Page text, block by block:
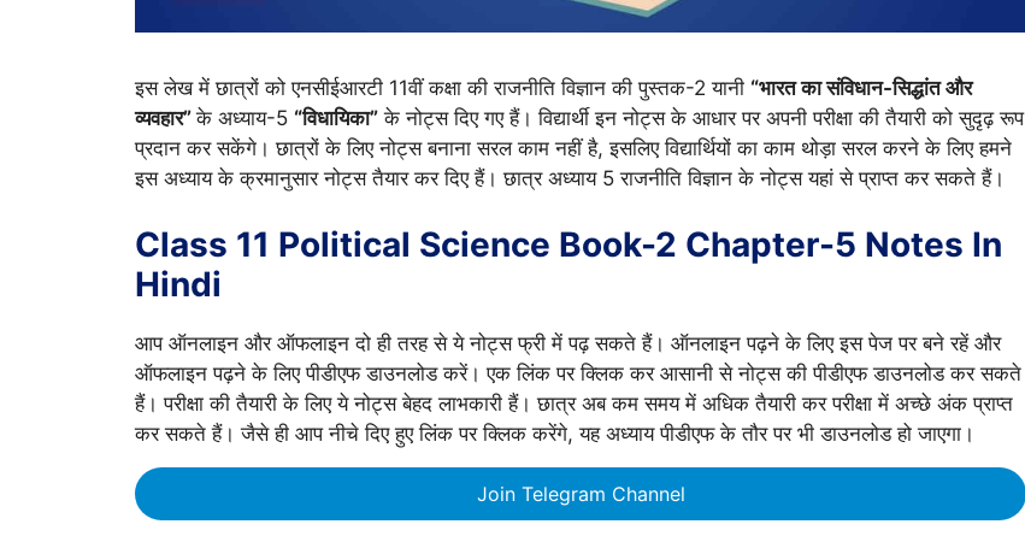
इस लेख में छात्रों को एनसीईआरटी 11वीं कक्षा की राजनीति विज्ञान की पुस्तक-2 यानी “भारत का संविधान-सिद्धांत और
व्यवहार”के अध्याय-5 “विधायिका” के नोट्स दिए गए हैं। विद्यार्थी इन नोट्स के आधार पर अपनी परीक्षा की तैयारी को सुदृढ़ रूप
प्रदान कर सकेंगे। छात्रों के लिए नोट्स बनाना सरल काम नहीं है, इसलिए विद्यार्थियों का काम थोड़ा सरल करने के लिए हमने
इस अध्याय के क्रमानुसार नोट्स तैयार कर दिए हैं। छात्र अध्याय 5 राजनीति विज्ञान के नोट्स यहां से प्राप्त कर सकते हैं।
Class 11 Political Science Book-2 Chapter-5 Notes In
Hindi
आप ऑनलाइन और ऑफलाइन दो ही तरह से ये नोट्स फ्री में पढ़ सकते हैं। ऑनलाइन पढ़ने के लिए इस पेज पर बने रहें और
ऑफलाइन पढ़ने के लिए पीडीएफ डाउनलोड करें। एक लिंक पर क्लिक कर आसानी से नोट्स की पीडीएफ डाउनलोड कर सकते
हैं। परीक्षा की तैयारी के लिए ये नोट्स बेहद लाभकारी हैं। छात्र अब कम समय में अधिक तैयारी कर परीक्षा में अच्छे अंक प्राप्त
कर सकते हैं। जैसे ही आप नीचे दिए हुए लिंक पर क्लिक करेंगे, यह अध्याय पीडीएफ के तौर पर भी डाउनलोड हो जाएगा।
Join Telegram Channel